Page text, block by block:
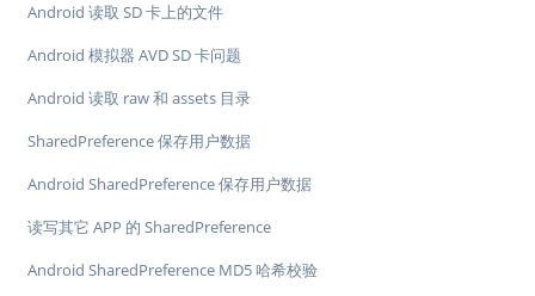
Android 读取 SD 卡上的文件
Android 模拟器 AVD SD 卡问题
Android 读取 raw 和 assets 目录
SharedPreference 保存用户数据
Android SharedPreference 保存用户数据
读写其它 APP 的 SharedPreference
Android SharedPreference MD5 哈希校验